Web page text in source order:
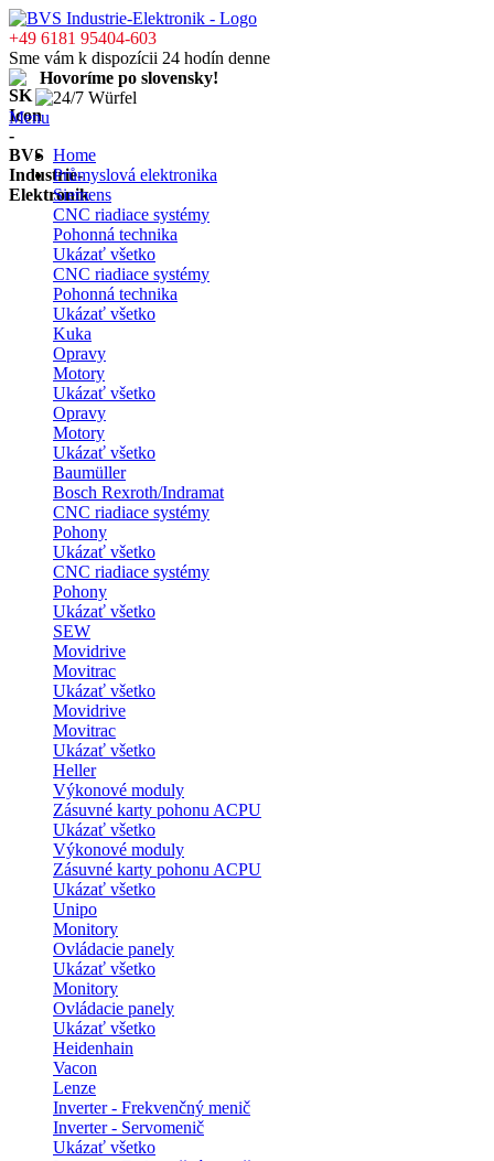
+49 6181 95404-603
Sme vám k dispozícii 24 hodín denne
Hovoríme po slovensky!
Menu
Home
Průmyslová elektronika
Siemens
CNC riadiace systémy
Pohonná technika
Ukázať všetko
CNC riadiace systémy
Pohonná technika
Ukázať všetko
Kuka
Opravy
Motory
Ukázať všetko
Opravy
Motory
Ukázať všetko
Baumüller
Bosch Rexroth/Indramat
CNC riadiace systémy
Pohony
Ukázať všetko
CNC riadiace systémy
Pohony
Ukázať všetko
SEW
Movidrive
Movitrac
Ukázať všetko
Movidrive
Movitrac
Ukázať všetko
Heller
Výkonové moduly
Zásuvné karty pohonu ACPU
Ukázať všetko
Výkonové moduly
Zásuvné karty pohonu ACPU
Ukázať všetko
Unipo
Monitory
Ovládacie panely
Ukázať všetko
Monitory
Ovládacie panely
Ukázať všetko
Heidenhain
Vacon
Lenze
Inverter - Frekvenčný menič
Inverter - Servomenič
Ukázať všetko